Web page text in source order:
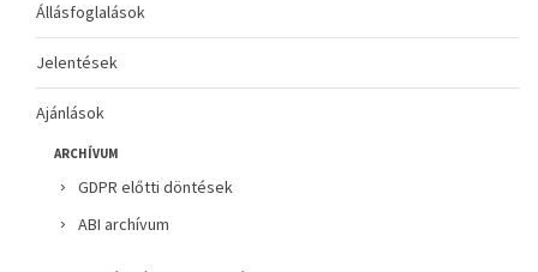
Állásfoglalások
Jelentések
Ajánlások
ARCHÍVUM
GDPR előtti döntések
ABI archívum